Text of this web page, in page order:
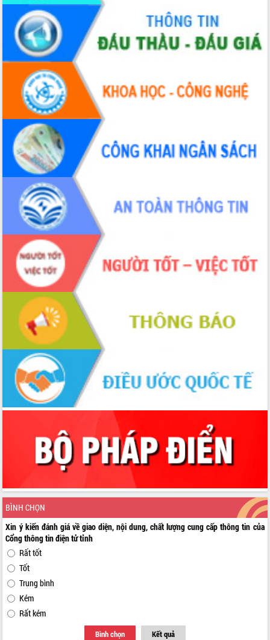
BÌNH CHỌN
Xin ý kiến đánh giá về giao diện, nội dung, chất lượng cung cấp thông tin của
Cổng thông tin điện tử tỉnh
Rất tốt
Tốt
Trung bình
Kém
Rất kém
Bình chọn Kết quả